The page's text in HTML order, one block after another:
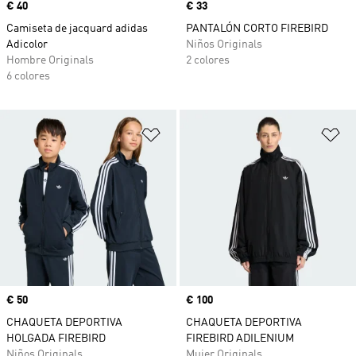
Precio
€ 40
Camiseta de jacquard adidas
Adicolor
Hombre Originals
6 colores
Precio
€ 33
PANTALÓN CORTO FIREBIRD
Niños Originals
2 colores
Añadir a la lista de deseos
Precio
€ 50
CHAQUETA DEPORTIVA
HOLGADA FIREBIRD
Precio
€ 100
CHAQUETA DEPORTIVA
FIREBIRD ADILENIUM